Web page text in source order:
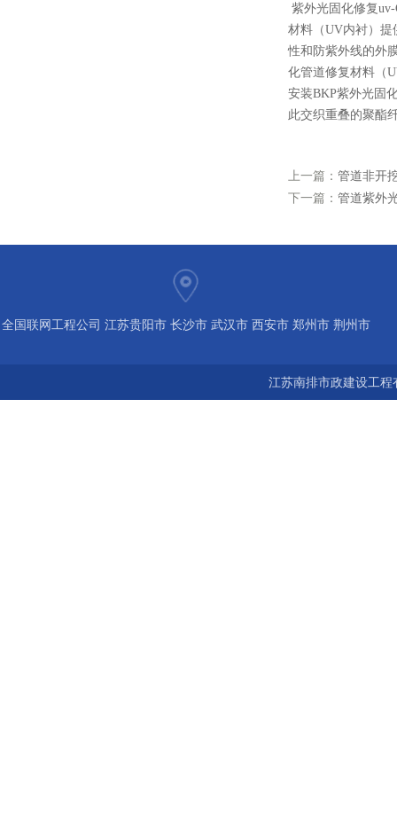
紫外光固化修复
材料（UV内衬）提
性和防紫外线的外
化管道修复材料（
安装BKP紫外光固
此交织重叠的聚酯
上一篇： 管道非开
下一篇： 管道紫外
全国联网工程公司 江苏贵阳市 长沙市 武汉市 西安市 郑州市 荆州市
江苏南排市政建设工